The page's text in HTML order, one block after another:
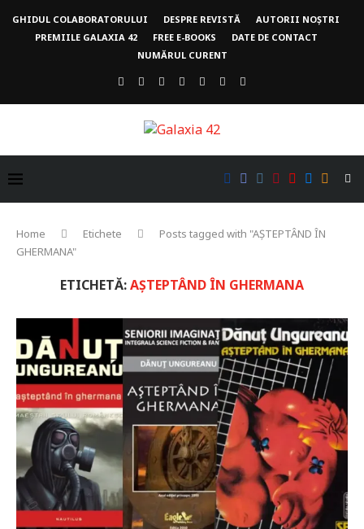
GHIDUL COLABORATORULUI DESPRE REVISTĂ
AUTORII NOȘTRI
PREMIILE GALAXIA 42
FREE E-BOOKS
DATE DE CONTACT
NUMĂRUL CURENT
Home Etichete
Posts tagged with "AȘTEPTÂND ÎN
GHERMANA"
ETICHETĂ:AȘTEPTÂND ÎN GHERMANA